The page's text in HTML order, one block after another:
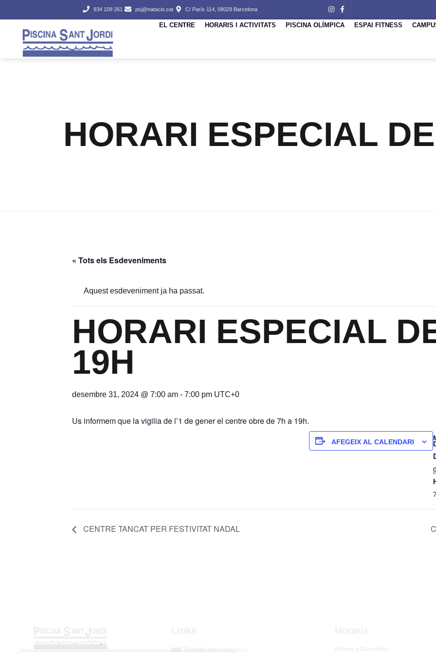
934 109 261 psj@natacio.cat C/ París 114, 08029 Barcelona
EL CENTRE HORARIS I ACTIVITATS PISCINA OLÍMPICA ESPAI FITNESS
HORARI ESPECIAL
« Tots els Esdeveniments
Aquest esdeveniment ja ha passat.
HORARI ESPECIAL
19H
desembre 31, 2024 @ 7:00 am - 7:00 pm UTC+0
Us informem que la vigilia de l’1 de gener el centre obre de 7h a 19h.
AFEGEIX AL CALENDARI
CENTRE TANCAT PER FESTIVITAT NADAL
Treballa amb nosaltres